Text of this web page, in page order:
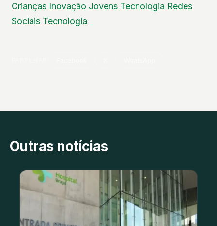
Crianças Inovação Jovens Tecnologia Redes
Sociais Tecnologia
Outras notícias